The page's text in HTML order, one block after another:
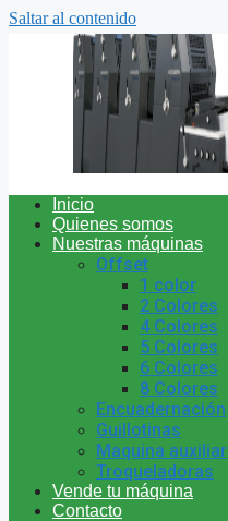
Saltar al contenido
Inicio
Quienes somos
Nuestras máquinas
Offset
1 color
2 Colores
4 Colores
5 Colores
6 Colores
8 Colores
Encuadernación
Guillotinas
Maquina auxiliar
Troqueladoras
Vende tu máquina
Contacto